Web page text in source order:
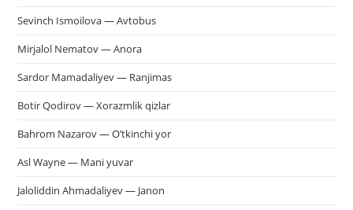
Sevinch Ismoilova — Avtobus
Mirjalol Nematov — Anora
Sardor Mamadaliyev — Ranjimas
Botir Qodirov — Xorazmlik qizlar
Bahrom Nazarov — O’tkinchi yor
Asl Wayne — Mani yuvar
Jaloliddin Ahmadaliyev — Janon